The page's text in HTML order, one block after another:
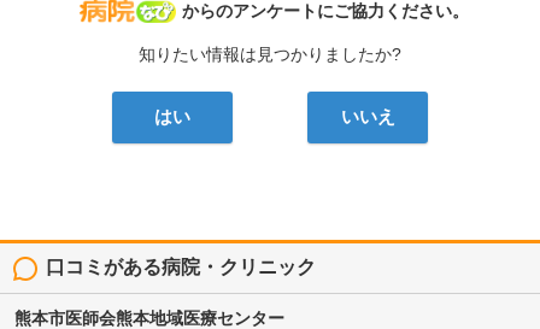
病院なび
からのアンケートにご協力ください。
知りたい情報は見つかりましたか?
はい いいえ
口コミがある病院・クリニック
熊本市医師会熊本地域医療センター